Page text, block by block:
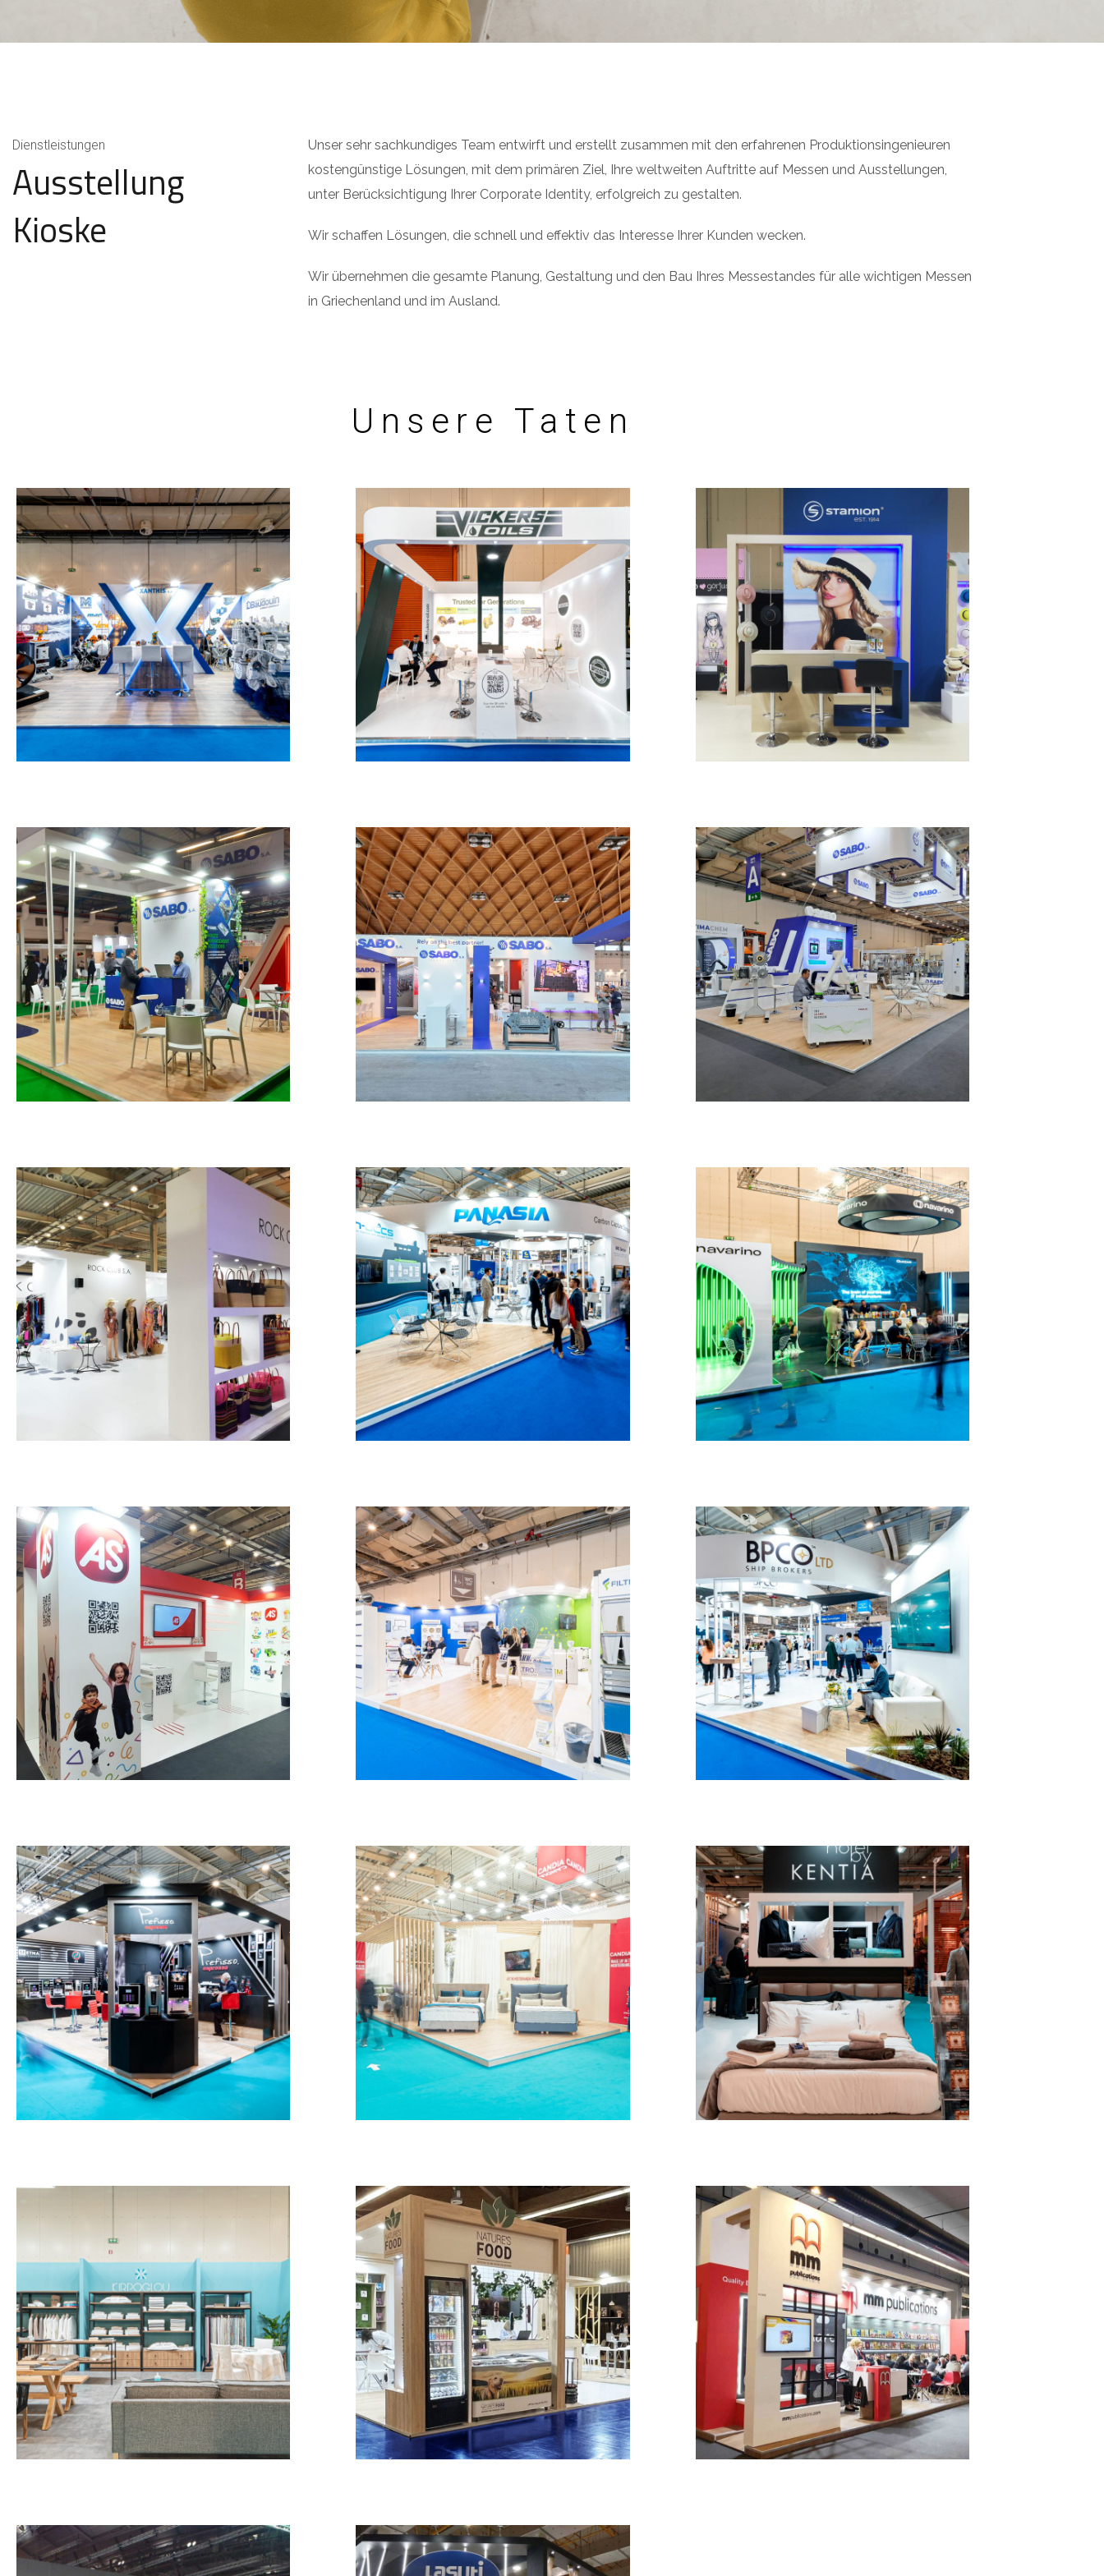
Dienstleistungen
Ausstellung
Kioske
Unser sehr sachkundiges Team entwirft und erstellt zusammen mit den erfahrenen Produktionsingenieuren
kostengünstige Lösungen, mit dem primären Ziel, Ihre weltweiten Auftritte auf Messen und Ausstellungen,
unter Berücksichtigung Ihrer Corporate Identity, erfolgreich zu gestalten.
Wir schaffen Lösungen, die schnell und effektiv das Interesse Ihrer Kunden wecken.
Wir übernehmen die gesamte Planung, Gestaltung und den Bau Ihres Messestandes für alle wichtigen Messen
in Griechenland und im Ausland.
Unsere Taten
Xanthis – POSIDONIA
MESSESTÄNDE
Vickers – POSIDONIA
MESSESTÄNDE
Stamion – PAROUSIES
MESSESTÄNDE
Sabo – VERDE TECH
MESSESTÄNDE
Sabo – TECNA
MESSESTÄNDE
Sabo – SYSKEYASIA
MESSESTÄNDE
Rock Club – PAROUSIES
MESSESTÄNDE
Panasia – POSIDONIA
MESSESTÄNDE
Navarino – POSIDONIA
MESSESTÄNDE
AS – TO PAIDI& TO
PAIXNIDI
MESSESTÄNDE
Aerogrammi –
CLIMATHERM
MESSESTÄNDE
BPCO – POSIDONIA
MESSESTÄNDE
Gruppo Espresso – HORECA
MESSESTÄNDE
Candia – HORECA
MESSESTÄNDE
Kentia – HORECA
MESSESTÄNDE
Kirpoglou – HORECA
MESSESTÄNDE
Νature’s Food – Zoomark
MESSESTÄNDE
M M Publications –
HORECA
MESSESTÄNDE